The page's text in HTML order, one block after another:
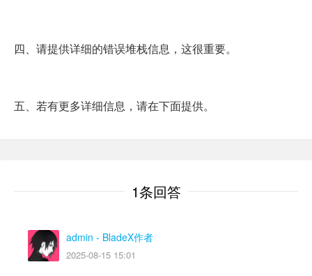
四、请提供详细的错误堆栈信息，这很重要。
五、若有更多详细信息，请在下面提供。
1条回答
admin - BladeX作者
2025-08-15 15:01